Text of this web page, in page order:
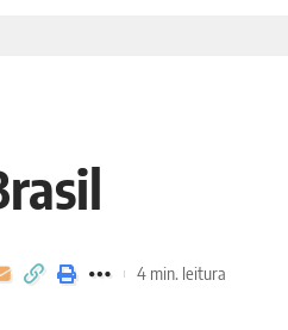
4 min. leitura